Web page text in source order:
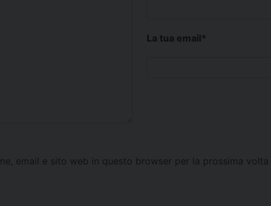
La tua email*
email e sito web in questo browser per la prossima